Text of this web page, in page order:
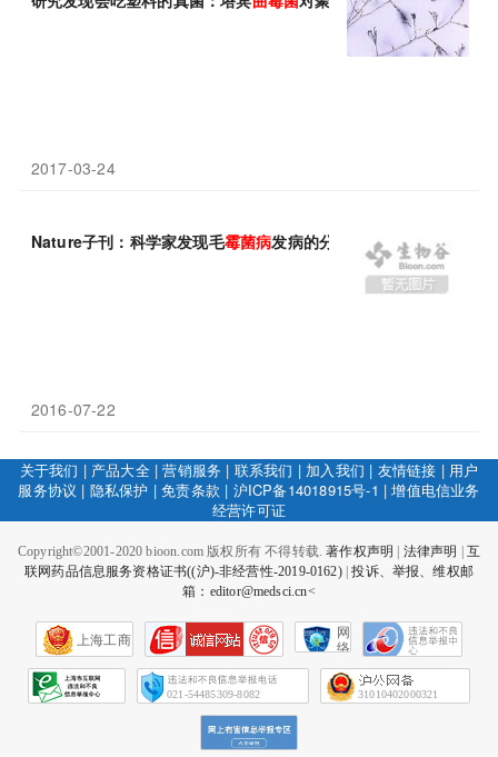
2017-03-24
Nature子刊：科学家发现毛霉菌病发病的分子途径
2016-07-22
关于我们 | 产品大全|营销服务 | 联系我们 | 加入我们 | 友情链接 | 用户
服务协议 | 隐私保护 |免责条款 | 沪ICP备14018915号-1 |增值电信业务
经营许可证
Copyright©2001-2020 bioon.com 版权所有 不得转载.著作权声明 法律声明
互
联网药品信息服务资格证书((沪)-非经营性-2019-0162)|投诉、举报、维权邮
箱：editor@medsci.cn<
上海工商
网
络
会
征
021-54485309-8082 31010402000321